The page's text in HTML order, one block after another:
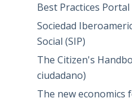
Best Practices Portal
Sociedad
Social (SIP)
The Citizen's
ciudadano)
The new economics